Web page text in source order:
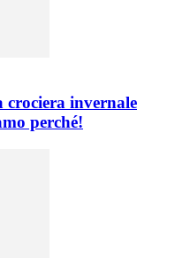
crociera invernale
perché!